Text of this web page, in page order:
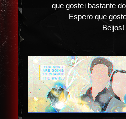
que gostei bastante
Espero que
Beijos!